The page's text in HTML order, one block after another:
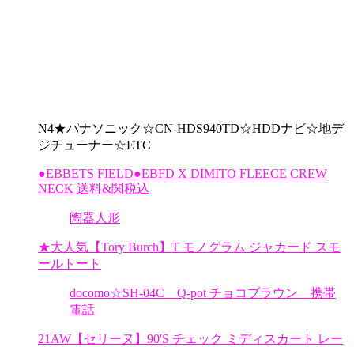
N4★パナソニック☆CN-HDS940TD☆HDDナビ☆地デ
ジチューナー☆ETC
●EBBETS FIELD●EBFD X DIMITO FLEECE CREW
NECK 送料&関税込
陶器人形
★大人気【Tory Burch】T モノグラム ジャカード スモ
ールトート
docomo☆SH-04C Q-pot チョコブラウン 携帯
電話
21AW【セリーヌ】90'S チェック ミディスカート レー